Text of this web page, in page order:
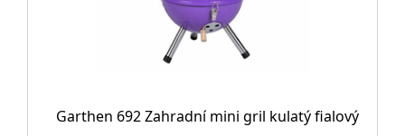
Garthen 692 Zahradní mini gril kulatý fialový